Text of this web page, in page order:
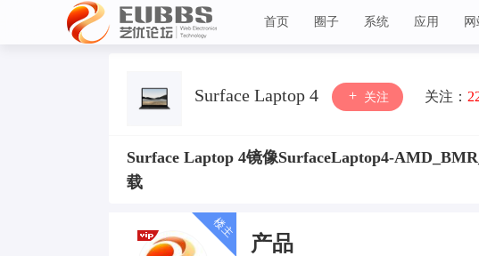
首页 圈子 系统 应用
Surface Laptop 4 关注 关注：
Surface Laptop 4镜像SurfaceLaptop4-
载
产品